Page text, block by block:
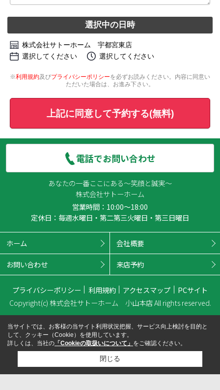
選択中の日時
株式会社サトーホーム 宇都宮東店
選択してください
選択してください
※利用規約及びプライバシーポリシーを必ずお読みください。内容に同意い
ただいた場合は、お進み下さい。
上記に同意して予約する(無料)
電話でお問い合わせ
あなたの一番ここにある～笑顔と誠実～
株式会社サトーホーム
営業時間：10:00～18:00
定休日：毎週水曜日・第二第三火曜日・第三日曜日
ホーム 会社概要
お問い合わせ 来店予約
プライバシーポリシー 利用規約 アクセスマップ
PCサイト
Copyright(c) 株式会社サトーホーム 小山本店 All rights reserved.
当サイトでは、お客様の当サイト利用状況把握、サービス向上検討を目的と
して、クッキー（Cookie）を使用しています。
詳しくは、当社の 「Cookieの取扱いについて」 をご確認ください。
閉じる